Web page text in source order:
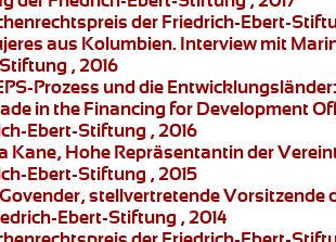
der Friedrich-Ebert-
aus Kolumbien. Interview mit
, 2016
Prozess und die
in the Financing for Development
Ebert-Stiftung , 2016
Kane, Hohe Repräsentantin der
Ebert-Stiftung , 2015
stellvertretende Vorsitzende
Ebert-Stiftung , 2014